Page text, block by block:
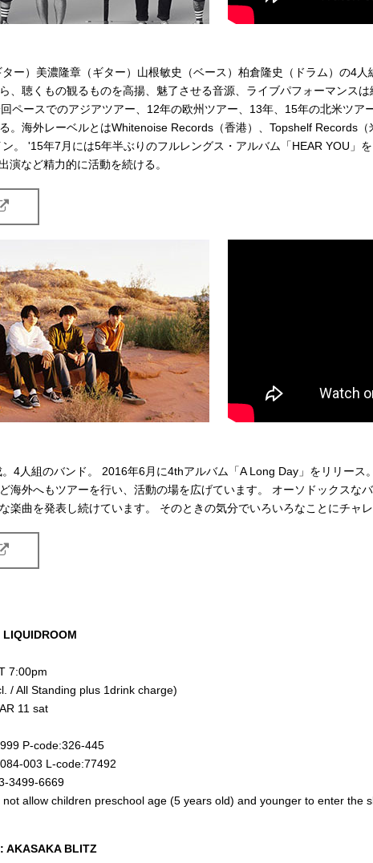
ー）美濃隆章（ギター）山根敏史（ベース）柏倉隆史（ドラム）の4
、聴くもの観るものを高揚、魅了させる音源、ライブパフォーマンス
ペースでのアジアツアー、12年の欧州ツアー、13年、15年の北米ツア
。海外レーベルとはWhitenoise Records（香港）、Topshelf Records
。 '15年7月には5年半ぶりのフルレングス・アルバム「HEAR YOU」
演など精力的に活動を続ける。
4人組のバンド。 2016年6月に4thアルバム「A Long Day」をリリース
海外へもツアーを行い、活動の場を広げています。 オーソドックスな
楽曲を発表し続けています。 そのときの気分でいろいろなことにチャレ
7:00pm
/ All Standing plus 1drink charge)
11 sat
P-code:326-445
084-003 L-code:77492
3499-6669
allow children preschool age (5 years old) and younger to enter the
AKASAKA BLITZ